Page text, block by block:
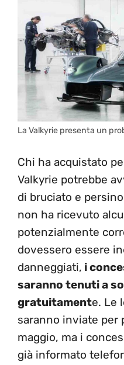
La Valkyrie presenta un
Chi ha acquistato
Valkyrie potrebbe
di bruciato e
non ha ricevuto
potenzialmente
dovessero essere
danneggiati, i
saranno tenuti a
gratuitamente. Le
saranno inviate per
maggio, ma i
già informato